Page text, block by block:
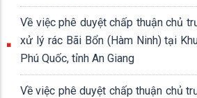
Giang
Về việc phê duyệt chấp thuận chủ
xử lý rác Bãi Bổn (Hàm Ninh) tại
Phú Quốc, tỉnh An Giang
Về việc phê duyệt chấp thuận chủ